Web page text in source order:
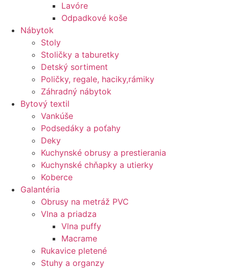
Lavóre
Odpadkové koše
Nábytok
Stoly
Stoličky a taburetky
Detský sortiment
Poličky, regale, haciky,rámiky
Záhradný nábytok
Bytový textil
Vankúše
Podsedáky a poťahy
Deky
Kuchynské obrusy a prestierania
Kuchynské chňapky a utierky
Koberce
Galantéria
Obrusy na metráž PVC
Vlna a priadza
Vlna puffy
Macrame
Rukavice pletené
Stuhy a organzy